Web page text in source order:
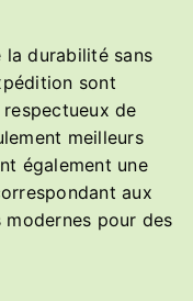
la durabilité sans
sont
de
meilleurs
également une
aux
pour des